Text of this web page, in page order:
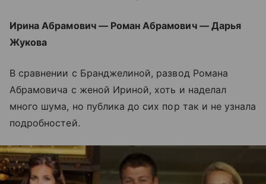
Ирина Абрамович — Роман Абрамович — Дарья
Жукова
В сравнении с Бранджелиной, развод Романа
Абрамовича с женой Ириной, хоть и наделал
много шума, но публика до сих пор так и не узнала
подробностей.